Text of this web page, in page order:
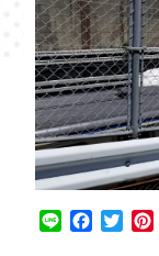
Line